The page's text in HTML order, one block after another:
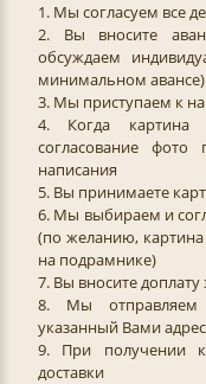
1. Мы согласуем все
2. Вы вносите
обсуждаем
минимальном авансе)
3. Мы приступаем к
4. Когда
согласование
написания
5. Вы принимаете
6. Мы выбираем и
(по желанию,
на подрамнике)
7. Вы вносите
8. Мы отправляем
указанный Вами адрес
9. При получении
доставки